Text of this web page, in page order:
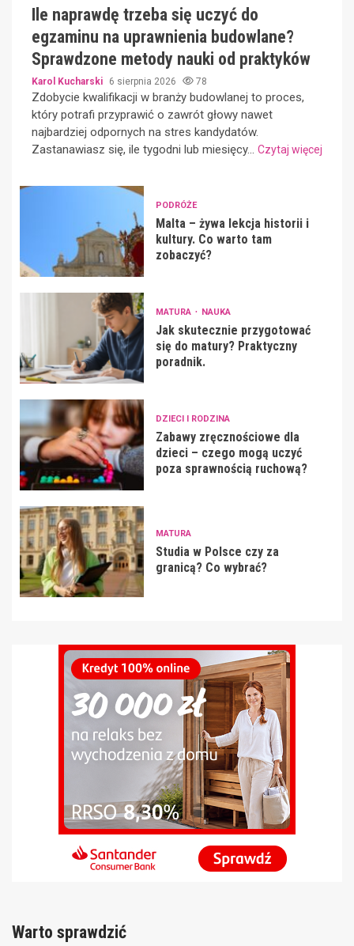
Ile naprawdę trzeba się uczyć do
egzaminu na uprawnienia budowlane?
Sprawdzone metody nauki od praktyków
Karol Kucharski 6 sierpnia 2026 78
Zdobycie kwalifikacji w branży budowlanej to proces,
który potrafi przyprawić o zawrót głowy nawet
najbardziej odpornych na stres kandydatów.
Zastanawiasz się, ile tygodni lub miesięcy... Czytaj więcej
PODRÓŻE
Malta – żywa lekcja historii i
kultury. Co warto tam
zobaczyć?
MATURA NAUKA
Jak skutecznie przygotować
się do matury? Praktyczny
poradnik.
DZIECI I RODZINA
Zabawy zręcznościowe dla
dzieci – czego mogą uczyć
poza sprawnością ruchową?
MATURA
Studia w Polsce czy za
granicą? Co wybrać?
Warto sprawdzić